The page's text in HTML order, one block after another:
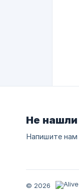
Не нашли
Напишите нам
© 2026